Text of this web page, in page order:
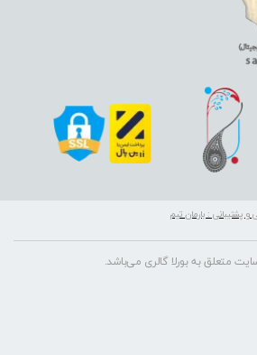
متعلق به بورلا گالری می‌باشد.
و پشتیبانی : بارمان تیم